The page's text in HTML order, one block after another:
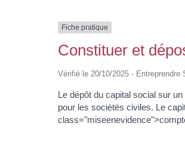
Fiche pratique
Constituer et
Vérifié le 20/10/2025 -
Le dépôt du capital social sur
pour les sociétés civiles. Le